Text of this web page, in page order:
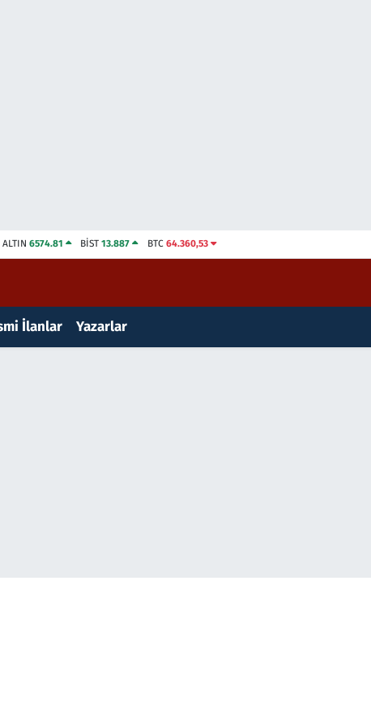
ALTIN 6574.81 BİST13.887 BTC 64.360,53
İlanlar Yazarlar